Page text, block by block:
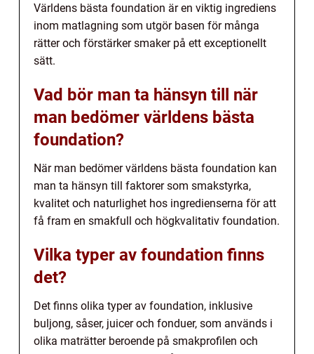
Världens bästa foundation är en viktig ingrediens
inom matlagning som utgör basen för många
rätter och förstärker smaker på ett exceptionellt
sätt.
Vad bör man ta hänsyn till när
man bedömer världens bästa
foundation?
När man bedömer världens bästa foundation kan
man ta hänsyn till faktorer som smakstyrka,
kvalitet och naturlighet hos ingredienserna för att
få fram en smakfull och högkvalitativ foundation.
Vilka typer av foundation finns
det?
Det finns olika typer av foundation, inklusive
buljong, såser, juicer och fonduer, som används i
olika maträtter beroende på smakprofilen och